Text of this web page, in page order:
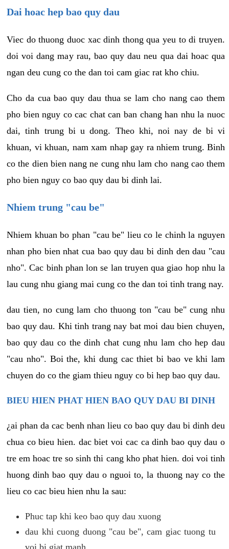
Dai hoac hep bao quy dau
Viec do thuong duoc xac dinh thong qua yeu to di truyen.
doi voi dang may rau, bao quy dau neu qua dai hoac qua
ngan deu cung co the dan toi cam giac rat kho chiu.
Cho da cua bao quy dau thua se lam cho nang cao them
pho bien nguy co cac chat can ban chang han nhu la nuoc
dai, tinh trung bi u dong. Theo khi, noi nay de bi vi
khuan, vi khuan, nam xam nhap gay ra nhiem trung. Binh
co the dien bien nang ne cung nhu lam cho nang cao them
pho bien nguy co bao quy dau bi dinh lai.
Nhiem trung "cau be"
Nhiem khuan bo phan "cau be" lieu co le chinh la nguyen
nhan pho bien nhat cua bao quy dau bi dinh den dau "cau
nho". Cac binh phan lon se lan truyen qua giao hop nhu la
lau cung nhu giang mai cung co the dan toi tinh trang nay.
dau tien, no cung lam cho thuong ton "cau be" cung nhu
bao quy dau. Khi tinh trang nay bat moi dau bien chuyen,
bao quy dau co the dinh chat cung nhu lam cho hep dau
"cau nho". Boi the, khi dung cac thiet bi bao ve khi lam
chuyen do co the giam thieu nguy co bi hep bao quy dau.
BIEU HIEN PHAT HIEN BAO QUY DAU BI DINH
¿ai phan da cac benh nhan lieu co bao quy dau bi dinh deu
chua co bieu hien. dac biet voi cac ca dinh bao quy dau o
tre em hoac tre so sinh thi cang kho phat hien. doi voi tinh
huong dinh bao quy dau o nguoi to, la thuong nay co the
lieu co cac bieu hien nhu la sau:
Phuc tap khi keo bao quy dau xuong
dau khi cuong duong "cau be", cam giac tuong tu